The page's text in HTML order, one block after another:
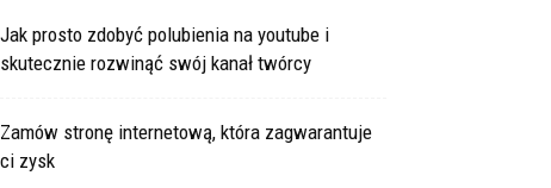
Jak prosto zdobyć polubienia na youtube i
skutecznie rozwinąć swój kanał twórcy
Zamów stronę internetową, która zagwarantuje
ci zysk